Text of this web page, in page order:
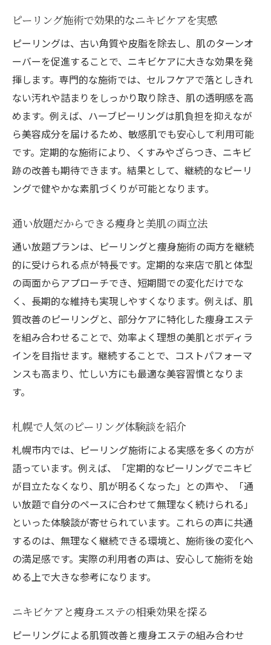
ピーリング施術で効果的なニキビケアを実感
ピーリングは、古い角質や皮脂を除去し、肌のターンオ
ーバーを促進することで、ニキビケアに大きな効果を発
揮します。専門的な施術では、セルフケアで落としきれ
ない汚れや詰まりをしっかり取り除き、肌の透明感を高
めます。例えば、ハーブピーリングは肌負担を抑えなが
ら美容成分を届けるため、敏感肌でも安心して利用可能
です。定期的な施術により、くすみやざらつき、ニキビ
跡の改善も期待できます。結果として、継続的なピーリ
ングで健やかな素肌づくりが可能となります。
通い放題だからできる痩身と美肌の両立法
通い放題プランは、ピーリングと痩身施術の両方を継続
的に受けられる点が特長です。定期的な来店で肌と体型
の両面からアプローチでき、短期間での変化だけでな
く、長期的な維持も実現しやすくなります。例えば、肌
質改善のピーリングと、部分ケアに特化した痩身エステ
を組み合わせることで、効率よく理想の美肌とボディラ
インを目指せます。継続することで、コストパフォーマ
ンスも高まり、忙しい方にも最適な美容習慣となりま
す。
札幌で人気のピーリング体験談を紹介
札幌市内では、ピーリング施術による実感を多くの方が
語っています。例えば、「定期的なピーリングでニキビ
が目立たなくなり、肌が明るくなった」との声や、「通
い放題で自分のペースに合わせて無理なく続けられる」
といった体験談が寄せられています。これらの声に共通
するのは、無理なく継続できる環境と、施術後の変化へ
の満足感です。実際の利用者の声は、安心して施術を始
める上で大きな参考になります。
ニキビケアと痩身エステの相乗効果を探る
ピーリングによる肌質改善と痩身エステの組み合わせ